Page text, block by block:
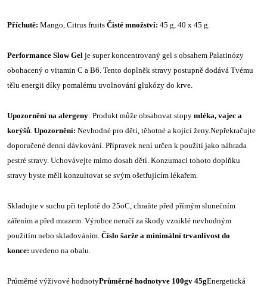
Příchutě: Mango, Citrus fruits Čisté množství: 45 g, 40 x 45 g.
Performance Slow Gel je super koncentrovaný gel s obsahem Palatinózy
obohacený o vitamin C a B6. Tento doplněk stravy postupně dodává Tvému
tělu energii díky pomalému uvolnování glukózy do krve.
Upozornění na alergeny: Produkt může obsahovat stopy mléka, vajec a
korýšů Upozornění: Nevhodné pro děti, těhotné a kojící ženy.Nepřekračujte
doporučené denní dávkování. Přípravek není určen k použití jako náhrada
pestré stravy. Uchovávejte mimo dosah dětí. Konzumaci tohoto doplňku
stravy byste měli konzultovat se svým ošetřujícím lékařem.
Skladujte v suchu při teplotě do 25oC, chraňte před přímým slunečním
zářením a před mrazem. Výrobce neručí za škody vzniklé nevhodným
použitím nebo skladováním. Číslo šarže a minimální trvanlivost do
konce: uvedeno na obalu.
Průměrné výživové hodnotyPrůměrné hodnotyve 100gv 45gEnergetická